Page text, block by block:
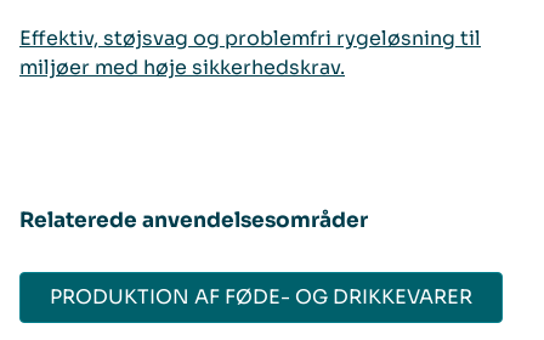
Effektiv, støjsvag og problemfri rygeløsning til
miljøer med høje sikkerhedskrav.
Relaterede anvendelsesområder
PRODUKTION AF FØDE- OG DRIKKEVARER